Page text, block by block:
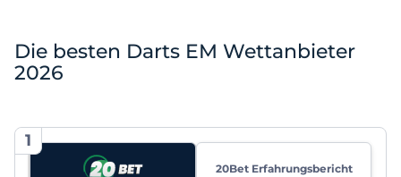
Die besten Darts EM Wettanbieter
2026
1
20Bet Erfahrungsbericht